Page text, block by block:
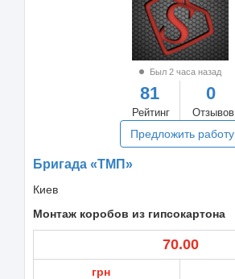
Был 2 часа назад
81
Рейтинг
0
Отзывов
Предложить работу
Бригада «ТМП»
Киев
Монтаж коробов из гипсокартона
70.00
грн